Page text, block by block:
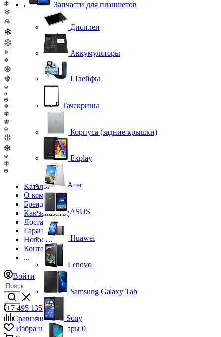
❄
❄
❅
❄
❆
❅
❄
❆
❅
❄
❅
❆
❄
❅
❅
❆
❆
❆
❄
❆
❆
Каталог
О компании
Бренды
Как заказать?
Доставка
Гарантия
Новости
Контакты
...
Войти
+7 495 135-39-43
Сравнение0
Избранные товары 0
Запчасти для планшетов
Дисплеи
Аккумуляторы
Шлейфы
Тачскрины
Корпуса (задние крышки)
Explay
Acer
ASUS
Huawei
Lenovo
Samsung Galaxy Tab
Sony